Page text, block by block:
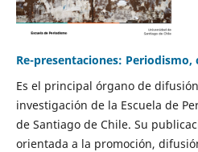
Re-presentaciones:
Es el principal órgano de
investigación de la Escuela de
de Santiago de Chile. Su
orientada a la promoción,